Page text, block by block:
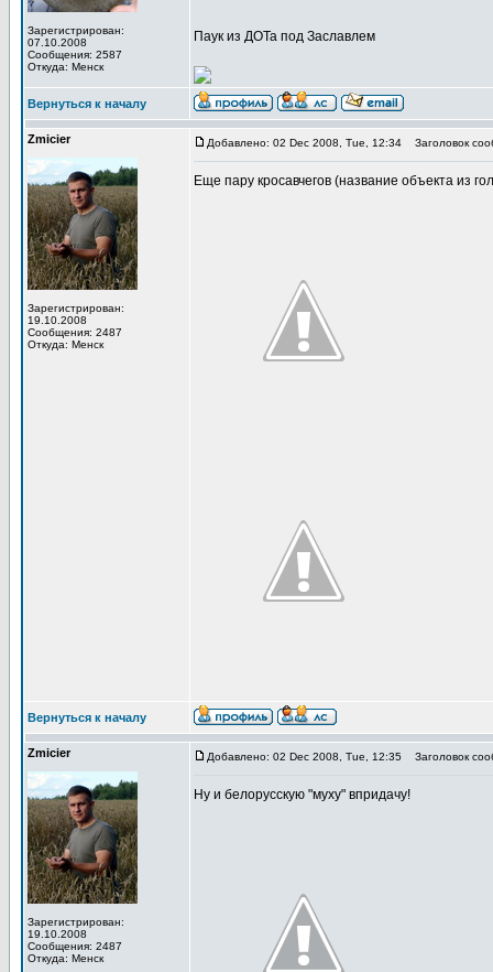
Зарегистрирован:
07.10.2008
Сообщения: 2587
Откуда: Менск
Паук из ДОТа под Заславлем
Вернуться к началу
Zmicier
Зарегистрирован:
19.10.2008
Сообщения: 2487
Откуда: Менск
Добавлено: 02 Dec 2008, Tue, 12:34 Заголовок
Еще пару кросавчегов (название объекта из
Вернуться к началу
Zmicier
Зарегистрирован:
19.10.2008
Сообщения: 2487
Откуда: Менск
Добавлено: 02 Dec 2008, Tue, 12:35 Заголовок
Ну и белорусскую "муху" впридачу!